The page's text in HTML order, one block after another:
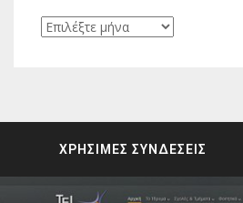
Ιστορικό
ΧΡΗΣΙΜΕΣ ΣΥΝΔΕΣΕΙΣ